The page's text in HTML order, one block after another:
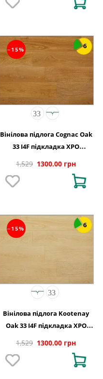
−15% 6
Вінілова підлога Cognac Oak
33 I4F підкладка XPO
1,529 1300.00 грн
−15% 6
Вінілова підлога Kootenay
Oak 33 I4F підкладка XPO
1,529 1300.00 грн